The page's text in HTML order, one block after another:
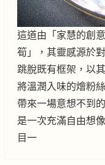
這道由「家慧的創
筍」，其靈感源於
跳脫既有框架，以
將溫潤入味的燴粉
帶來一場意想不到
是一次充滿自由想
目一